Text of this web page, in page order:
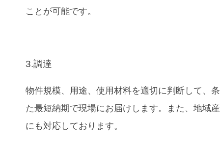
ことが可能です。
3.調達
物件規模、用途、使用材料を適切に判断して、
た最短納期で現場にお届けします。また、地域
にも対応しております。